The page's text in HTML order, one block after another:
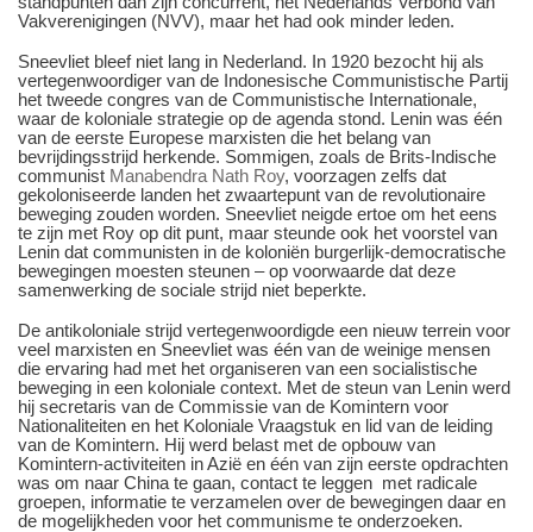
Vakverenigingen (NVV), maar het had ook minder leden.
Sneevliet bleef niet lang in Nederland. In 1920 bezocht hij als
vertegenwoordiger van de Indonesische Communistische Partij
het tweede congres van de Communistische Internationale,
waar de koloniale strategie op de agenda stond. Lenin was één
van de eerste Europese marxisten die het belang van
bevrijdingsstrijd herkende. Sommigen, zoals de Brits-Indische
communist Manabendra Nath Roy, voorzagen zelfs dat
gekoloniseerde landen het zwaartepunt van de revolutionaire
beweging zouden worden. Sneevliet neigde ertoe om het eens
te zijn met Roy op dit punt, maar steunde ook het voorstel van
Lenin dat communisten in de koloniën burgerlijk-democratische
bewegingen moesten steunen – op voorwaarde dat deze
samenwerking de sociale strijd niet beperkte.
De antikoloniale strijd vertegenwoordigde een nieuw terrein voor
veel marxisten en Sneevliet was één van de weinige mensen
die ervaring had met het organiseren van een socialistische
beweging in een koloniale context. Met de steun van Lenin werd
hij secretaris van de Commissie van de Komintern voor
Nationaliteiten en het Koloniale Vraagstuk en lid van de leiding
van de Komintern. Hij werd belast met de opbouw van
Komintern-activiteiten in Azië en één van zijn eerste opdrachten
was om naar China te gaan, contact te leggen met radicale
groepen, informatie te verzamelen over de bewegingen daar en
de mogelijkheden voor het communisme te onderzoeken.